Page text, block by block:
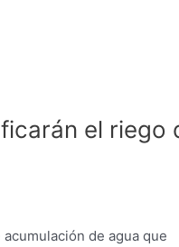
el riego
de agua que